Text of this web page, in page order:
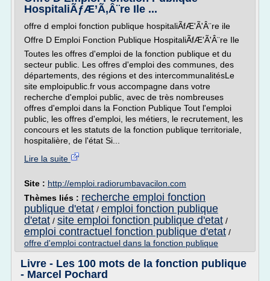
HospitaliÃƒÆ’Ã‚Â¨re Ile ...
offre d emploi fonction publique hospitaliÃfÆ'Ã'Â¨re ile
Offre D Emploi Fonction Publique HospitaliÃfÆ'Ã'Â¨re Ile
Toutes les offres d'emploi de la fonction publique et du
secteur public. Les offres d'emploi des communes, des
départements, des régions et des intercommunalitésLe
site emploipublic.fr vous accompagne dans votre
recherche d'emploi public, avec de très nombreuses
offres d'emploi dans la Fonction Publique Tout l'emploi
public, les offres d'emploi, les métiers, le recrutement, les
concours et les statuts de la fonction publique territoriale,
hospitalière, de l'état Si...
Lire la suite
Site : http://emploi.radiorumbavacilon.com
Thèmes liés : recherche emploi fonction
publique d'etat / emploi fonction publique
d'etat / site emploi fonction publique d'etat /
emploi contractuel fonction publique d'etat /
offre d'emploi contractuel dans la fonction publique
Livre - Les 100 mots de la fonction publique
- Marcel Pochard